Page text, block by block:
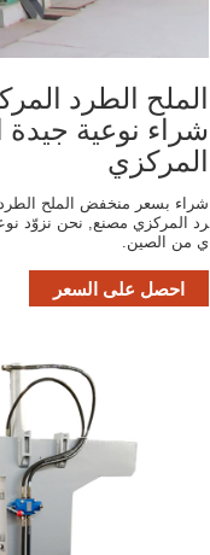
الملح الطرد
شراء نوعية جيدة
المركزي
شراء بسعر منخفض الملح
رد المركزي مصنع, نحن نزوّد
ي من الصين.
احصل على السعر